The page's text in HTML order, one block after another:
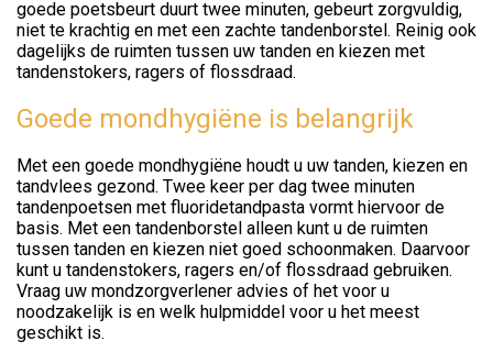
goede poetsbeurt duurt twee minuten, gebeurt zorgvuldig,
niet te krachtig en met een zachte tandenborstel. Reinig ook
dagelijks de ruimten tussen uw tanden en kiezen met
tandenstokers, ragers of flossdraad.
Goede mondhygiëne is belangrijk
Met een goede mondhygiëne houdt u uw tanden, kiezen en
tandvlees gezond. Twee keer per dag twee minuten
tandenpoetsen met fluoridetandpasta vormt hiervoor de
basis. Met een tandenborstel alleen kunt u de ruimten
tussen tanden en kiezen niet goed schoonmaken. Daarvoor
kunt u tandenstokers, ragers en/of flossdraad gebruiken.
Vraag uw mondzorgverlener advies of het voor u
noodzakelijk is en welk hulpmiddel voor u het meest
geschikt is.